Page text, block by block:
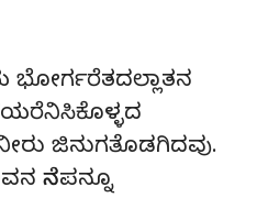
ಭೋರ್ಗರೆತದಲ್ಲಾತನ
ಜಿನುಗತೊಡಗಿದವು.
ನೆನಪನ್ನೂ